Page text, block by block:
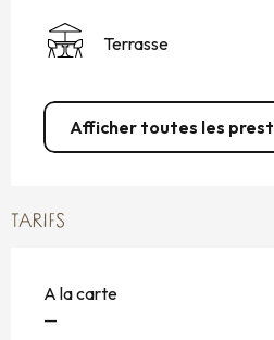
Terrasse
Afficher toutes les
TARIFS
A la carte
—